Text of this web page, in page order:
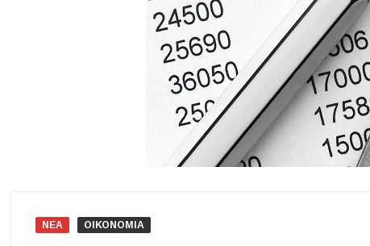
Μουσική Εκδήλωση της Φιλαρμονικής Μεγάλης Παναγίας
Πτώση στις τιμές των καυσίμων: Κάτω από τα 2 ευρώ η αμόλυβδη
ΔΥΠΑ: Νέες 8.000 θέσεις εργασίας για ανέργους ηλικίας 55 έως 67
Δεκαπενταύγουστος 2026 στη Μεγάλη Παναγία Χαλκιδικής – Το
Η Φωτεινή Βελεσιώτου έρχεται στην Ουρανούπολη για μια μοναδική
ΝΕΑ ΟΙΚΟΝΟΜΙΑ